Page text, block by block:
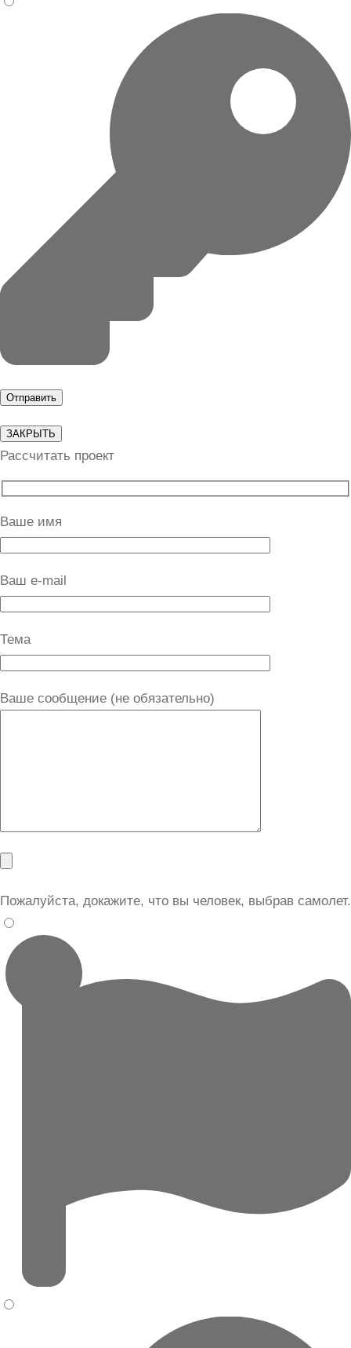
ЗАКРЫТЬ
Рассчитать проект
Ваше имя
Ваш e-mail
Тема
Ваше сообщение (не обязательно)
Пожалуйста, докажите, что вы человек, выбрав самолет.